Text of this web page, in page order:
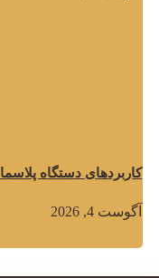
کاربردهای دستگاه
آگوست 4, 2026